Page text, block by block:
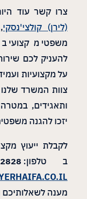
צרו קשר עוד
(לירן) קולצי'נסקי
משפטי מקצועי
להעניק לכם
על מקצועיות
צוות המשרד
ותאגידים,
יזכו להגנה
לקבלת ייעוץ
בטלפון:
מענה לשאלותיכם